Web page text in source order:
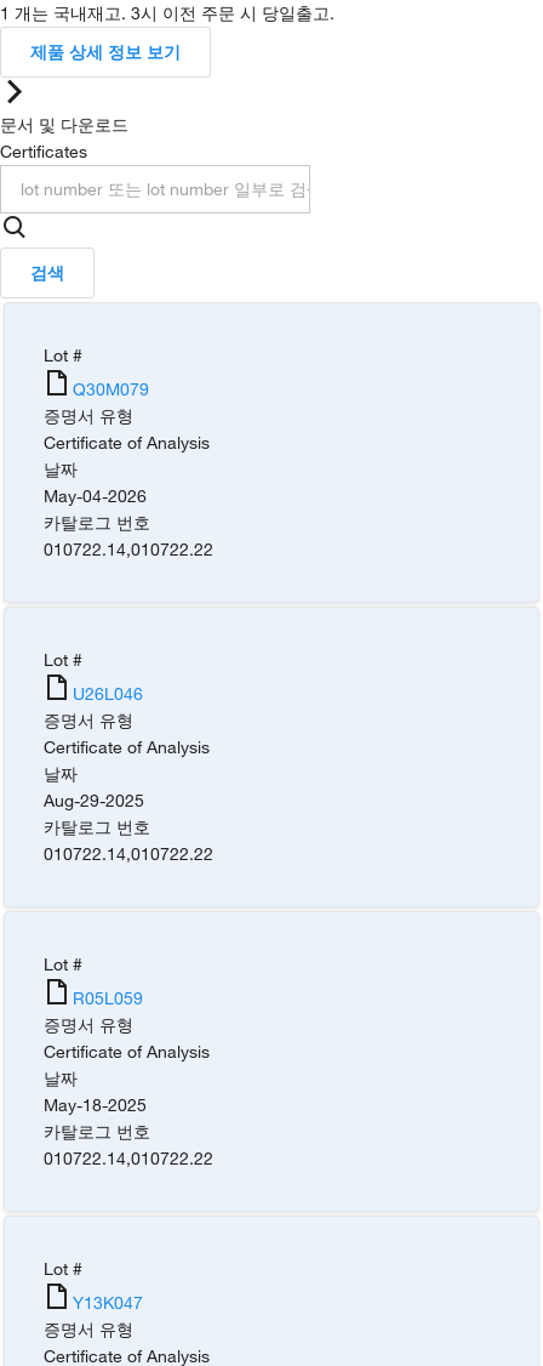
1 개는 국내재고. 3시 이전 주문 시 당일출고.
제품 상세 정보 보기
문서 및 다운로드
Certificates
검색
Lot #
Q30M079
증명서 유형
Certificate of Analysis
날짜
May-04-2026
카탈로그 번호
010722.14,010722.22
Lot #
U26L046
증명서 유형
Certificate of Analysis
날짜
Aug-29-2025
카탈로그 번호
010722.14,010722.22
Lot #
R05L059
증명서 유형
Certificate of Analysis
날짜
May-18-2025
카탈로그 번호
010722.14,010722.22
Lot #
Y13K047
증명서 유형
Certificate of Analysis